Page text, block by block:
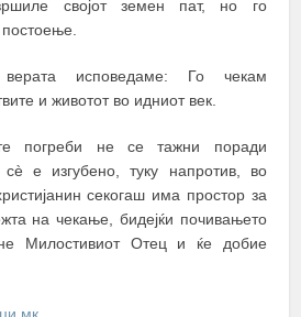
својот земен пат, но го
исповедаме: Го чекам
и животот во идниот век.
погреби не се тажни поради
сè е изгубено, туку напротив, во
секогаш има простор за
на чекање, бидејќи почивањето
Милостивиот Отец и ќе добие